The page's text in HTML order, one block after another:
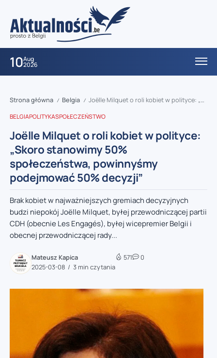
10Aug
2026
Strona główna / Belgia / Joëlle Milquet o roli kobiet w polityce: „Skoro stanowimy 50% społeczeństwa, powinnyśmy podejmować 50% decyzji”
BELGIAPOLITYKASPOŁECZEŃSTWO
Joëlle Milquet o roli kobiet w polityce:
„Skoro stanowimy 50%
społeczeństwa, powinnyśmy
podejmować 50% decyzji”
Brak kobiet w najważniejszych gremiach decyzyjnych
budzi niepokój Joëlle Milquet, byłej przewodniczącej partii
CDH (obecnie Les Engagés), byłej wicepremier Belgii i
obecnej przewodniczącej rady...
Mateusz Kapica
2025-03-08
3 min czytania
571 0